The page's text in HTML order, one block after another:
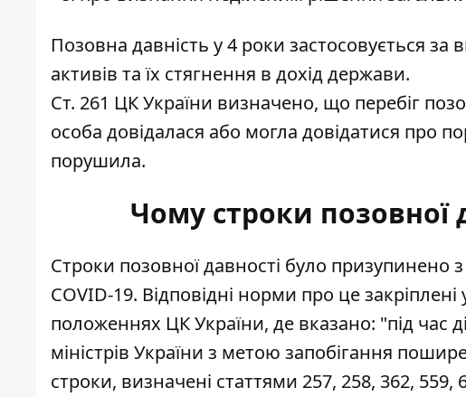
Позовна давність у 4 роки застосовується
активів та їх стягнення в дохід держави.
Ст. 261 ЦК України визначено, що перебіг
особа довідалася або могла довідатися про
порушила.
Чому строки позовної
Строки позовної давності було призупинено
COVID-19. Відповідні норми про це
положеннях ЦК України, де вказано: "під час
міністрів України з метою запобігання
строки, визначені статтями 257, 258, 362, 559,